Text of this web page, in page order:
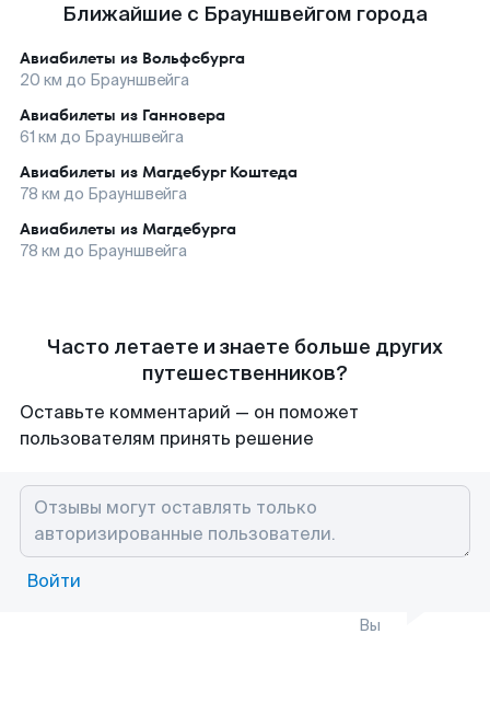
Ближайшие с Брауншвейгом города
Авиабилеты из Вольфсбурга
20 км до Брауншвейга
Авиабилеты из Ганновера
61 км до Брауншвейга
Авиабилеты из Магдебург Коштеда
78 км до Брауншвейга
Авиабилеты из Магдебурга
78 км до Брауншвейга
Часто летаете и знаете больше других
путешественников?
Оставьте комментарий — он поможет
пользователям принять решение
Войти
Вы